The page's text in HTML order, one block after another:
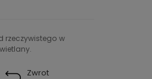
rzeczywistego w
Zwrot